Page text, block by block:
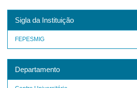
Sigla da Instituição
FEPESMIG
Departamento